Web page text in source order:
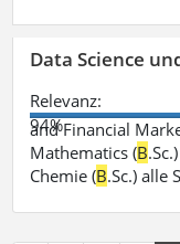
Data Science
Relevanz:
94%
and Financial
Mathematics (B
Chemie (B.Sc.) alle